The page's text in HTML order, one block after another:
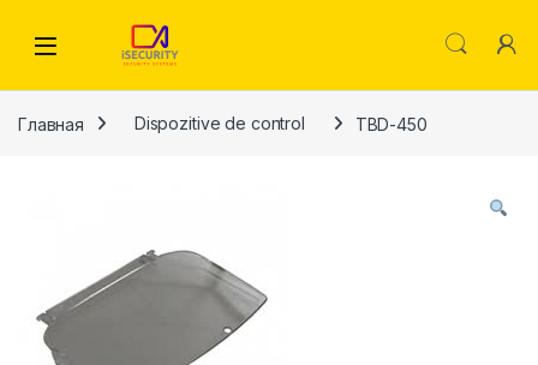
Главная Dispozitive de control TBD-450